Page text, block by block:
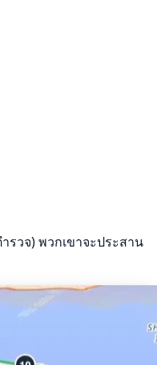
รวจ) พวกเขาจะประสาน